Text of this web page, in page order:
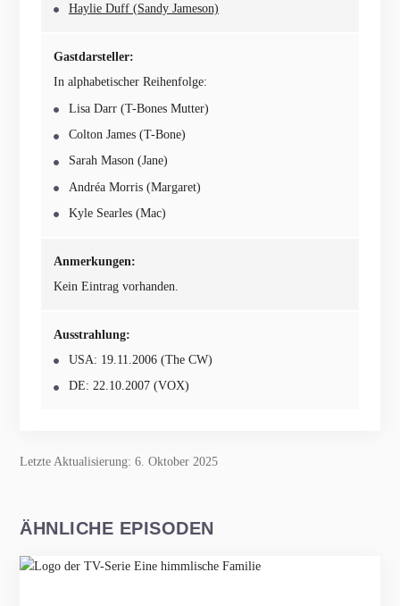
Haylie Duff (Sandy Jameson)
Gastdarsteller:
In alphabetischer Reihenfolge:
Lisa Darr (T-Bones Mutter)
Colton James (T-Bone)
Sarah Mason (Jane)
Andréa Morris (Margaret)
Kyle Searles (Mac)
Anmerkungen:
Kein Eintrag vorhanden.
Ausstrahlung:
USA: 19.11.2006 (The CW)
DE: 22.10.2007 (VOX)
Letzte Aktualisierung: 6. Oktober 2025
ÄHNLICHE EPISODEN